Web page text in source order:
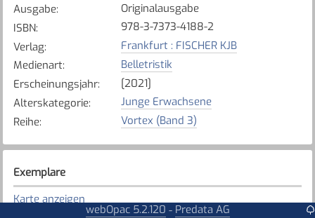
Ausgabe:
Originalausgabe
ISBN:
978-3-7373-4188-2
Verlag:
Frankfurt : FISCHER KJB
Medienart:
Belletristik
Erscheinungsjahr:
[2021]
Alterskategorie:
Junge Erwachsene
Reihe: Vortex (Band 3)
Exemplare
Karte anzeigen
webOpac 5.2.120 - Predata AG